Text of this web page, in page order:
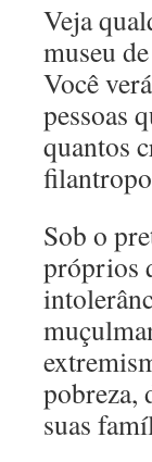
Veja
museu
Você
pessoas
quantos
Sob o
próprios
pobreza,
suas